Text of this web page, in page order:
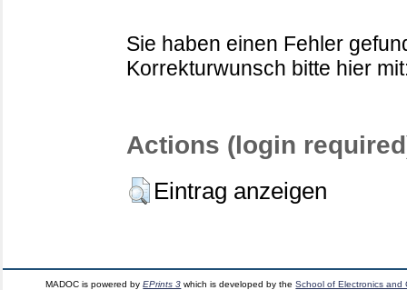
Sie haben einen Fehler
Korrekturwunsch bitte hier
Actions (login
Eintrag anzeigen
MADOC is powered byEPrints 3 which is developed by theSchool of Electronics and